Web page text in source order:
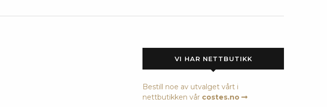
VI HAR NETTBUTIKK
Bestill noe av utvalget vårt i
nettbutikken vår costes.no